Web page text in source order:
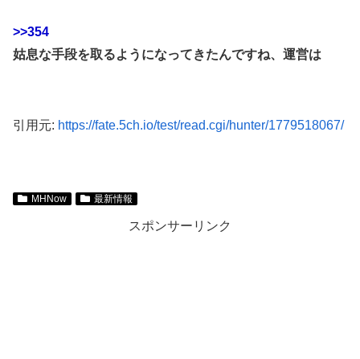
>>354
姑息な手段を取るようになってきたんですね、運営は
引用元: https://fate.5ch.io/test/read.cgi/hunter/1779518067/
MHNow 最新情報
スポンサーリンク